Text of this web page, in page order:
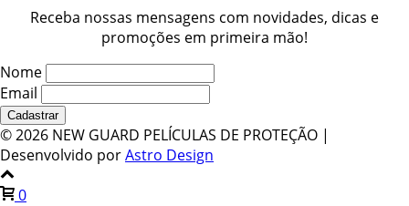
Receba nossas mensagens com novidades, dicas e
promoções em primeira mão!
Nome
Email
©2026 NEW GUARD PELÍCULAS DE PROTEÇÃO |
Desenvolvido porAstro Design
0